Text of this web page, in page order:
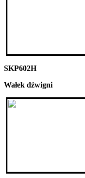
SKP602H
Wałek dźwigni